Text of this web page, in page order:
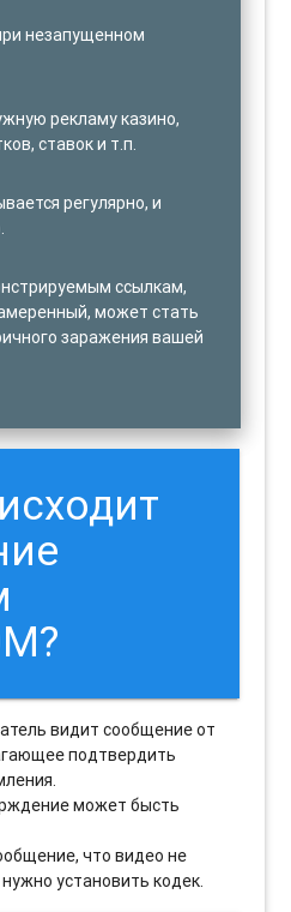
незапущенном
рекламу казино,
ставок и т.п.
регулярно, и
ссылкам,
может стать
заражения вашей
видит сообщение от
подтвердить
может бысть
что видео не
установить кодек.